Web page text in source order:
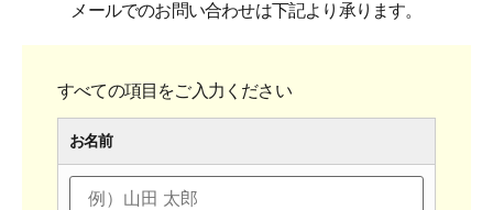
メールでのお問い合わせは下記より承ります。
すべての項目をご入力ください
お名前